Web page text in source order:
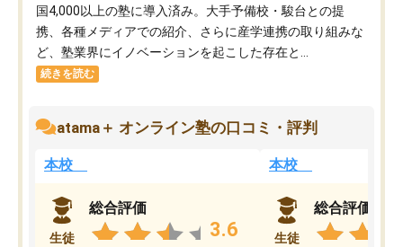
国4,000以上の塾に導入済み。大手予備校・駿台との提
携、各種メディアでの紹介、さらに産学連携の取り組みな
ど、塾業界にイノベーションを起こした存在と...
続きを読む
atama＋ オンライン塾の口コミ・評判
本校
生徒
総合評価
3.6
本校
生徒
総合評価